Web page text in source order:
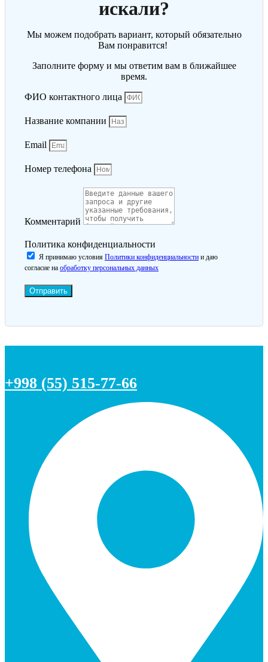
искали?
Мы можем подобрать вариант, который обязательно
Вам понравится!
Заполните форму и мы ответим вам в ближайшее
время.
ФИО контактного лица
Название компании
Email
Номер телефона
Комментарий
Политика конфиденциальности
Я принимаю условия Политики конфиденциальности и даю
согласие на обработку персональных данных
Отправить
+998 (55) 515-77-66